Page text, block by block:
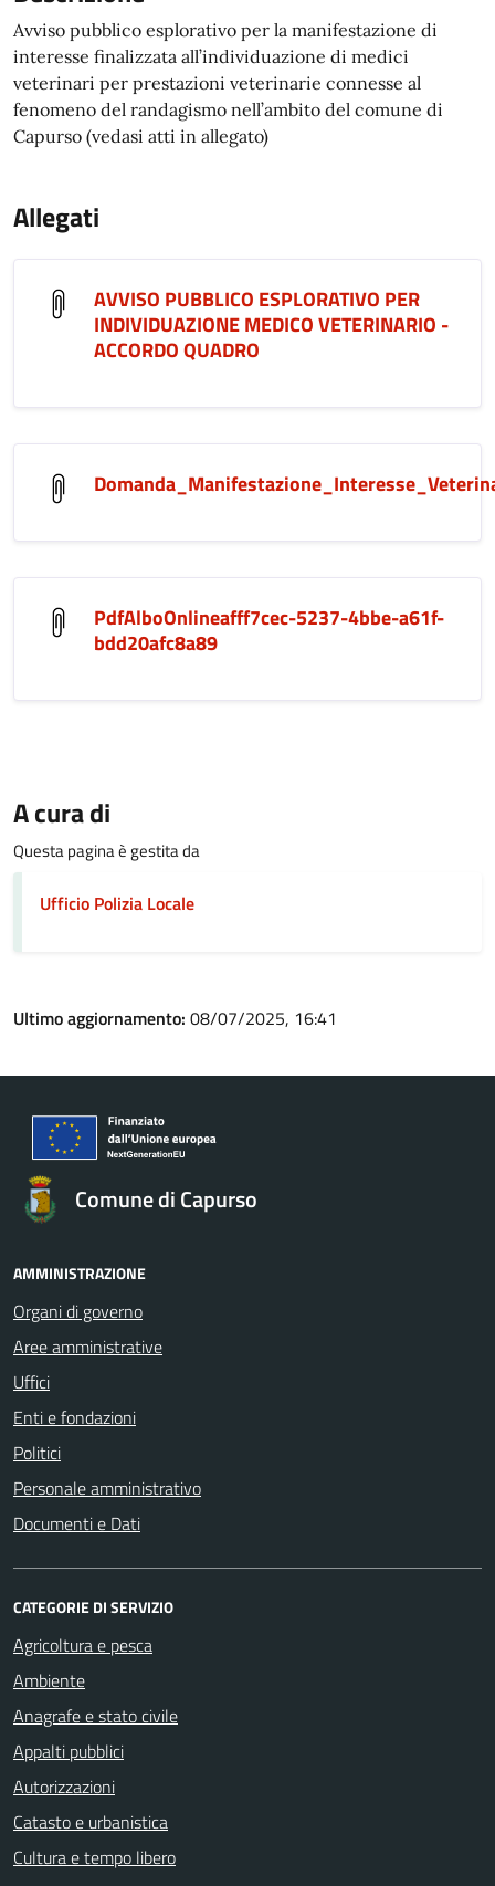
Avviso pubblico esplorativo per la manifestazione di
interesse finalizzata all’individuazione di medici
veterinari per prestazioni veterinarie connesse al
fenomeno del randagismo nell’ambito del comune di
Capurso (vedasi atti in allegato)
Allegati
AVVISO PUBBLICO ESPLORATIVO PER
INDIVIDUAZIONE MEDICO VETERINARIO -
ACCORDO QUADRO
PdfAlboOnlineafff7cec-5237-4bbe-a61f-
bdd20afc8a89
A cura di
Questa pagina è gestita da
Ufficio Polizia Locale
Ultimo aggiornamento: 08/07/2025, 16:41
Comune di Capurso
AMMINISTRAZIONE
Organi di governo
Aree amministrative
Uffici
Enti e fondazioni
Politici
Personale amministrativo
Documenti e Dati
CATEGORIE DI SERVIZIO
Agricoltura e pesca
Ambiente
Anagrafe e stato civile
Appalti pubblici
Autorizzazioni
Catasto e urbanistica
Cultura e tempo libero